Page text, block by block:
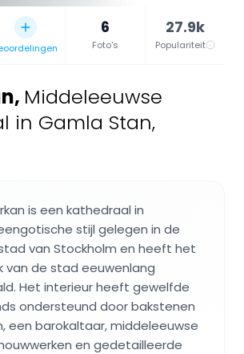
6
Foto's
27.9k
Populariteit
, Middeleeuwse
in Gamla Stan,
is een kathedraal in
stijl gelegen in de
van Stockholm en heeft het
van de stad eeuwenlang
Het interieur heeft gewelfde
ondersteund door bakstenen
een barokaltaar, middeleeuwse
en gedetailleerde